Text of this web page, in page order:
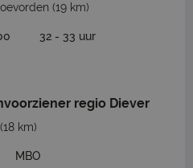
(19 km)
32 - 33 uur
regio Diever
(18 km)
MBO